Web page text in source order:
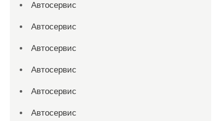
Автосервис
Автосервис
Автосервис
Автосервис
Автосервис
Автосервис